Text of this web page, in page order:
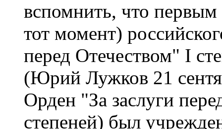
вспомнить, что
тот момент)
перед Отечеством" I
(Юрий Лужков 21
Орден "За заслуги
степеней) был